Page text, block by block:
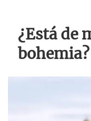
¿Está de
bohemia?